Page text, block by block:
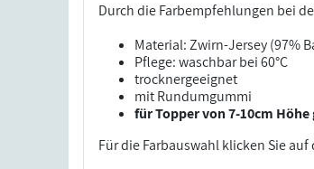
Durch die Farbempfehlungen bei
Material: Zwirn-Jersey (97%
Pflege: waschbar bei 60°C
trocknergeeignet
mit Rundumgummi
für Topper von 7-10cm Höhe
Für die Farbauswahl klicken Sie